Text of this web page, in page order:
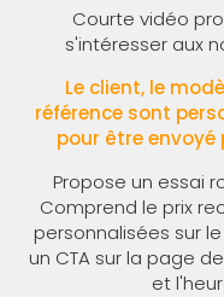
Courte vidéo
s'intéresser aux
Le client, le
référence sont
pour être envoyé
Propose un essai
Comprend le prix
personnalisées sur
un CTA sur la page
et